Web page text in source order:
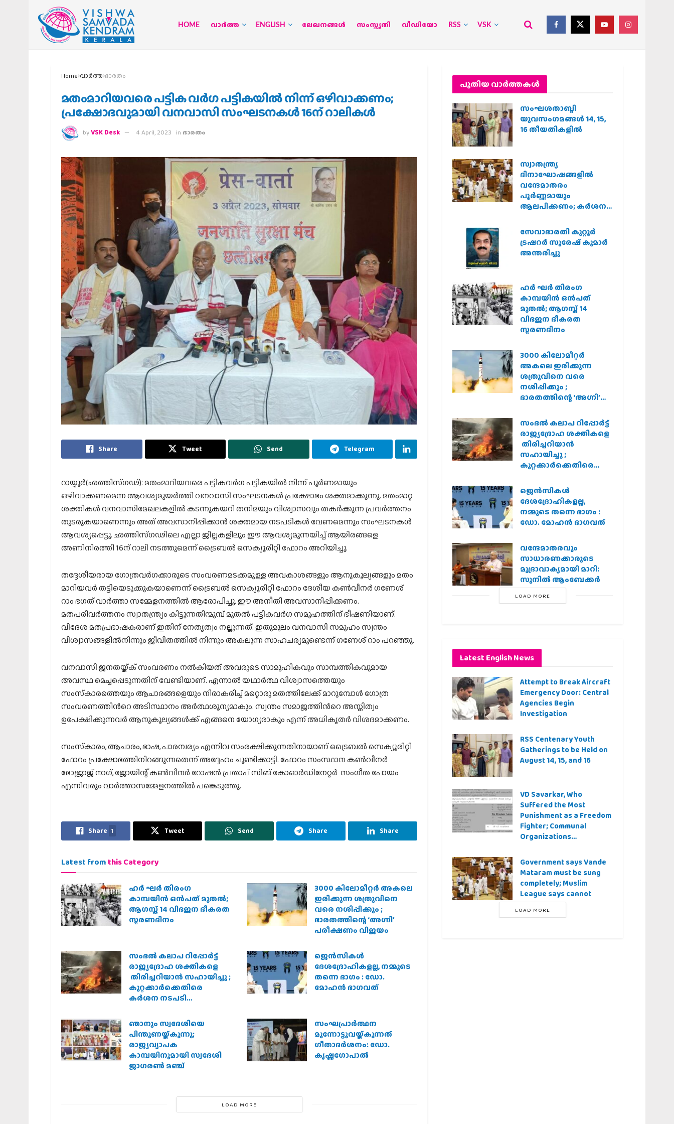
HOME വാര്‍ത്ത ENGLISH ലേഖനങ്ങള്‍ സംസ്കൃതി വീഡിയോ RSS VSK
Home വാര്‍ത്ത ഭാരതം
മതംമാറിയവരെ പട്ടിക വര്‍ഗ പട്ടികയില്‍ നിന്ന് ഒഴിവാക്കണം;
പ്രക്ഷോഭവുമായി വനവാസി സംഘടനകള്‍ 16ന് റാലികള്‍
byVSK Desk 4 April, 2023 in ഭാരതം
Share Tweet Send Telegram
റായ്പൂര്‍(ഛത്തിസ്ഗഢ്): മതംമാറിയവരെ പട്ടികവര്‍ഗ പട്ടികയില്‍ നിന്ന് പൂര്‍ണമായും
ഒഴിവാക്കണമെന്ന ആവശ്യമുയര്‍ത്തി വനവാസി സംഘടനകള്‍ പ്രക്ഷോഭം ശക്തമാക്കുന്നു. മതംമാറ്റ
ശക്തികള്‍ വനവാസിമേഖലകളില്‍ കടന്നുകയറി തനിമയും വിശ്വാസവും തകര്‍ക്കുന്ന പ്രവര്‍ത്തനം
തുടരുകയാണെന്നും അത് അവസാനിപ്പിക്കാന്‍ ശക്തമായ നടപടികള്‍ വേണമെന്നും സംഘടനകള്‍
ആവശ്യപ്പെട്ടു. ഛത്തിസ്ഗഢിലെ എല്ലാ ജില്ലകളിലും ഈ ആവശ്യമുന്നയിച്ച് ആയിരങ്ങളെ
അണിനിരത്തി 16ന് റാലി നടത്തുമെന്ന് ട്രൈബല്‍ സെക്യൂരിറ്റി ഫോറം അറിയിച്ചു.
തദ്ദേശീയരായ ഗോത്രവര്‍ഗക്കാരുടെ സംവരണമടക്കമുള്ള അവകാശങ്ങളും ആനുകൂല്യങ്ങളും മതം
മാറിയവര്‍ തട്ടിയെടുക്കുകയാണെന്ന് ട്രൈബല്‍ സെക്യൂരിറ്റി ഫോറം ദേശീയ കണ്‍വീനര്‍ ഗണേശ്
റാം ഭഗത് വാര്‍ത്താ സമ്മേളനത്തില്‍ ആരോപിച്ചു. ഈ അനീതി അവസാനിപ്പിക്കണം.
മതപരിവര്‍ത്തനം സ്വാതന്ത്ര്യം കിട്ടുന്നതിന്മുമ്പ് മുതല്‍ പട്ടികവര്‍ഗ സമൂഹത്തിന് ഭീഷണിയാണ്.
വിദേശ മതപ്രഭാഷകരാണ് ഇതിന് നേതൃത്വം നല്കുന്നത്. ഇതുമൂലം വനവാസി സമൂഹം സ്വന്തം
വിശ്വാസങ്ങളില്‍നിന്നും ജീവിതത്തില്‍ നിന്നും അകലുന്ന സാഹചര്യമുണ്ടെന്ന് ഗണേശ് റാം പറഞ്ഞു.
വനവാസി ജനതയ്ക്ക് സംവരണം നല്‍കിയത് അവരുടെ സാമൂഹികവും സാമ്പത്തികവുമായ
അവസ്ഥ മെച്ചപ്പെടുന്നതിന് വേണ്ടിയാണ്. എന്നാല്‍ യഥാര്‍ത്ഥ വിശ്വാസത്തെയും
സംസ്‌കാരത്തെയും ആചാരങ്ങളെയും നിരാകരിച്ച് മറ്റൊരു മതത്തിലേക്ക് മാറുമ്പോള്‍ ഗോത്ര
സംവരണത്തിന്‍റെ അടിസ്ഥാനം അര്‍ത്ഥശൂന്യമാകും. സ്വന്തം സമാജത്തിന്‍റെ അസ്തിത്വം
ഉപേക്ഷിക്കുന്നവര്‍ ആനുകൂല്യങ്ങള്‍ക്ക് എങ്ങനെ യോഗ്യരാകും എന്ന് അധികൃതര്‍ വിശദമാക്കണം.
സംസ്‌കാരം, ആചാരം, ഭാഷ, പാരമ്പര്യം എന്നിവ സംരക്ഷിക്കുന്നതിനായാണ് ട്രൈബല്‍ സെക്യൂരിറ്റി
ഫോറം പ്രക്ഷോഭത്തിനിറങ്ങുന്നതെന്ന് അദ്ദേഹം ചൂണ്ടിക്കാട്ടി. ഫോറം സംസ്ഥാന കണ്‍വീനര്‍
ഭോജ്രാജ് നാഗ്, ജോയിന്റ് കണ്‍വീനര്‍ റോഷന്‍ പ്രതാപ് സിങ് കോഓര്‍ഡിനേറ്റര്‍ സംഗീത പോയം
എന്നിവരും വാര്‍ത്താസമ്മേളനത്തില്‍ പങ്കെടുത്തു.
Share 1 Tweet Send Share Share
Latest from this Category
ഹര്‍ ഘര്‍ തിരംഗ
കാമ്പയിന്‍ ഒന്‍പത് മുതല്‍;
ആഗസ്ത് 14 വിഭജന ഭീകരത
സ്മരണദിനം
3000 കിലോമീറ്റർ അകലെ
ഇരിക്കുന്ന ശത്രുവിനെ
വരെ നശിപ്പിക്കും ;
ഭാരതത്തിന്റെ ‘അഗ്നി’
പരീക്ഷണം വിജയം
സംഭൽ കലാപ റിപ്പോർട്ട്
രാജ്യദ്രോഹ ശക്തികളെ
തിരിച്ചറിയാൻ സഹായിച്ചു ;
കുറ്റക്കാർക്കെതിരെ
കർശന നടപടി
പരിഷത്ത്
ജെന്‍സികള്‍
ദേശദ്രോഹികളല്ല, നമ്മുടെ
തന്നെ ഭാഗം : ഡോ.
മോഹന്‍ ഭാഗവത്
ഞാനും സ്വദേശിയെ
പിന്തുണയ്ക്കുന്നു;
രാജ്യവ്യാപക
കാമ്പയിനുമായി സ്വദേശി
ജാഗരണ്‍ മഞ്ച്
സംഘപ്രാര്‍ത്ഥന
മുന്നോട്ടുവയ്ക്കുന്നത്
ഗീതാദര്‍ശനം: ഡോ.
കൃഷ്ണഗോപാല്‍
LOAD MORE
പുതിയ വാര്‍ത്തകള്‍
സംഘശതാബ്ദി
യുവസംഗമങ്ങള്‍ 14, 15,
16 തീയതികളില്‍
സ്വാതന്ത്ര്യ
ദിനാഘോഷങ്ങളിൽ
വന്ദേമാതരം
പൂർണ്ണമായും
ആലപിക്കണം; കർശന
സർക്കാർ
സേവാഭാരതി കുറ്റൂർ
ട്രഷറർ സുരേഷ് കുമാർ
അന്തരിച്ചു
ഹര്‍ ഘര്‍ തിരംഗ
കാമ്പയിന്‍ ഒന്‍പത്
മുതല്‍; ആഗസ്ത് 14
വിഭജന ഭീകരത
സ്മരണദിനം
3000 കിലോമീറ്റർ
അകലെ ഇരിക്കുന്ന
ശത്രുവിനെ വരെ
നശിപ്പിക്കും ;
ഭാരതത്തിന്റെ ‘അഗ്നി’
സംഭൽ കലാപ റിപ്പോർട്ട്
രാജ്യദ്രോഹ ശക്തികളെ
തിരിച്ചറിയാൻ
സഹായിച്ചു ;
കുറ്റക്കാർക്കെതിരെ
വേണമെന്ന് വിശ്വഹിന്ദു
പരിഷത്ത്
ജെന്‍സികള്‍
ദേശദ്രോഹികളല്ല,
നമ്മുടെ തന്നെ ഭാഗം :
ഡോ. മോഹന്‍ ഭാഗവത്
വന്ദേമാതരവും
സാധാരണക്കാരുടെ
മുദ്രാവാക്യമായി മാറി:
സുനിൽ ആംബേക്കർ
LOAD MORE
Latest English News
Attempt to Break Aircraft
Emergency Door: Central
Agencies Begin
Investigation
RSS Centenary Youth
Gatherings to be Held on
August 14, 15, and 16
VD Savarkar, Who
Suffered the Most
Punishment as a Freedom
Fighter; Communal
Organizations
Quiz Question
Government says Vande
Mataram must be sung
completely; Muslim
League says cannot
LOAD MORE